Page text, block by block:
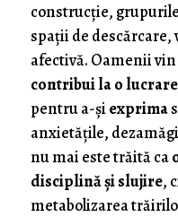
construcție,
spații de descărcare,
afectivă. Oamenii
contribui la o
pentru a-și exprima
anxietățile,
nu mai este trăită ca
disciplină și slujire,
metabolizarea